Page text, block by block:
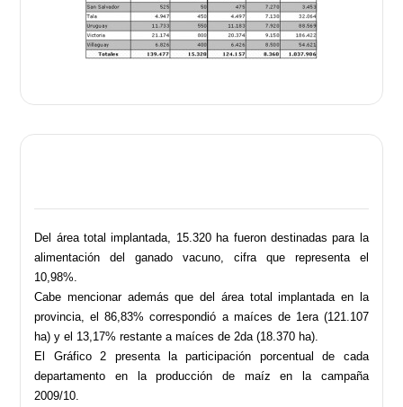
Del área total implantada, 15.320 ha fueron destinadas para la
alimentación del ganado vacuno, cifra que representa el
10,98%.
Cabe mencionar además que del área total implantada en la
provincia, el 86,83% correspondió a maíces de 1era (121.107
ha) y el 13,17% restante a maíces de 2da (18.370 ha).
El Gráfico 2 presenta la participación porcentual de cada
departamento en la producción de maíz en la campaña
2009/10.